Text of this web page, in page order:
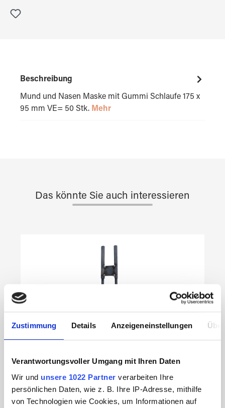
Zustimmung Details Anzeigeneinstellungen
Verantwortungsvoller Umgang mit Ihren Daten
Wir und unsere 1022 Partner verarbeiten Ihre
persönlichen Daten, wie z. B. Ihre IP-Adresse, mithilfe
von Technologien wie Cookies, um Informationen auf
Beschreibung
Mund und Nasen Maske mit Gummi Schlaufe 175 x
95 mm VE= 50 Stk. Mehr
Das könnte Sie auch interessieren